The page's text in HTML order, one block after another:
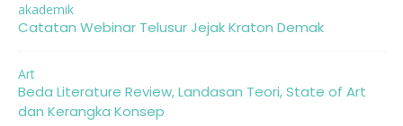
akademik
Catatan Webinar Telusur Jejak Kraton Demak
Art
Beda Literature Review, Landasan Teori, State of Art
dan Kerangka Konsep